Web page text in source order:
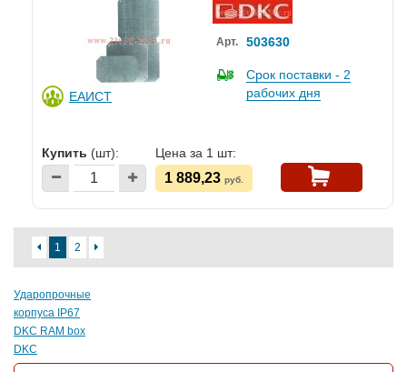
ЕАИСТ
Арт. 503630
Срок поставки - 2
рабочих дня
Купить (шт): Цена за 1 шт:
1 889,23 руб.
1 2
Ударопрочные
корпуса IP67
DKC RAM box
DKC